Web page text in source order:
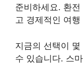
준비하세요. 환
고 경제적인 여
지금의 선택이
수 있습니다. 스